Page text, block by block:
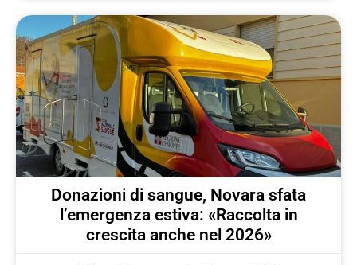
Donazioni di sangue, Novara sfata
l’emergenza estiva: «Raccolta in
crescita anche nel 2026»